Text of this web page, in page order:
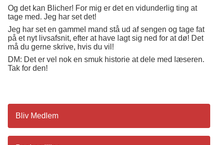
Og det kan Blicher! For mig er det en vidunderlig ting at
tage med. Jeg har set det!
Jeg har set en gammel mand stå ud af sengen og tage fat
på et nyt livsafsnit, efter at have lagt sig ned for at dø! Det
må du gerne skrive, hvis du vil!
DM: Det er vel nok en smuk historie at dele med læseren.
Tak for den!
Bliv Medlem